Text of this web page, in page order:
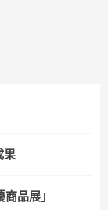
果
品展」